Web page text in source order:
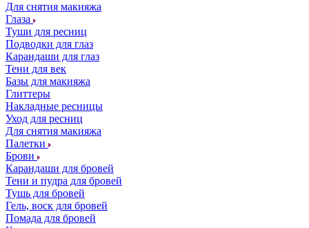
Для снятия макияжа
Глаза
Туши для ресниц
Подводки для глаз
Карандаши для глаз
Тени для век
Базы для макияжа
Глиттеры
Накладные ресницы
Уход для ресниц
Для снятия макияжа
Палетки
Брови
Карандаши для бровей
Тени и пудра для бровей
Тушь для бровей
Гель, воск для бровей
Помада для бровей